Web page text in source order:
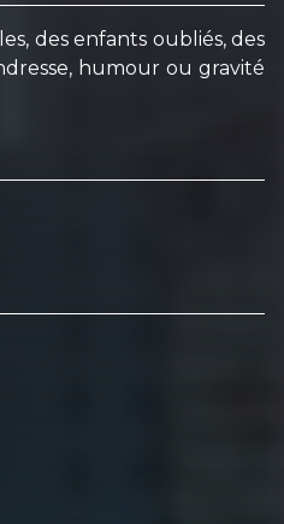
des enfants oubliés, des
humour ou gravité